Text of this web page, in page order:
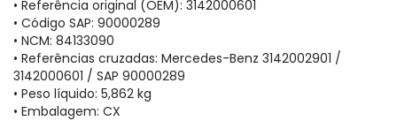
• Referência original (OEM): 3142000601
• Código SAP: 90000289
• NCM: 84133090
• Referências cruzadas: Mercedes-Benz 3142002901 /
3142000601 / SAP 90000289
• Peso líquido: 5,862 kg
• Embalagem: CX